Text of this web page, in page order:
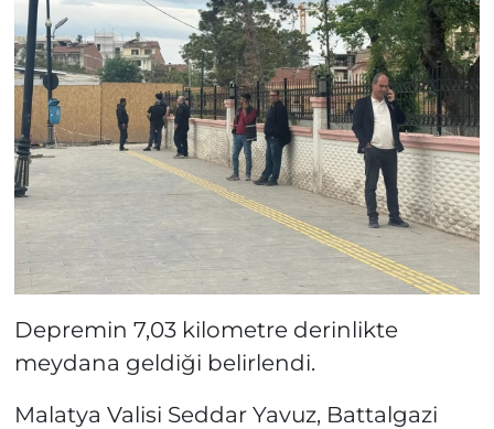
Depremin 7,03 kilometre derinlikte
meydana geldiği belirlendi.
Malatya Valisi Seddar Yavuz, Battalgazi